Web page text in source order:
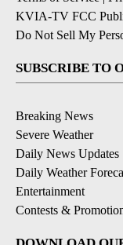
KVIA-TV FCC
Do Not Sell My
SUBSCRIBE TO
Breaking News
Severe Weather
Daily News Updates
Daily Weather
Entertainment
Contests &